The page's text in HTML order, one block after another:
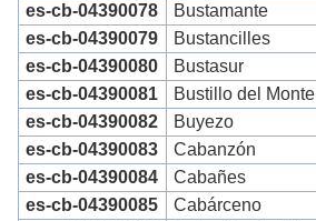
es-cb-04390078
Bustamante
es-cb-04390079
Bustancilles
es-cb-04390080
Bustasur
es-cb-04390081
Bustillo del Monte
es-cb-04390082
Buyezo
es-cb-04390083
Cabanzón
es-cb-04390084
Cabañes
es-cb-04390085
Cabárceno